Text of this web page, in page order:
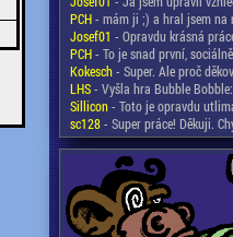
PCH- mám ji ;) a hral jsem na
Josef01 - Opravdu krásná
PCH- To je snad první,
Kokesch- Super. Ale proč
LHS- Vyšla hra Bubble
Sillicon- Toto je opravdu
sc128- Super práce! Děkuji.